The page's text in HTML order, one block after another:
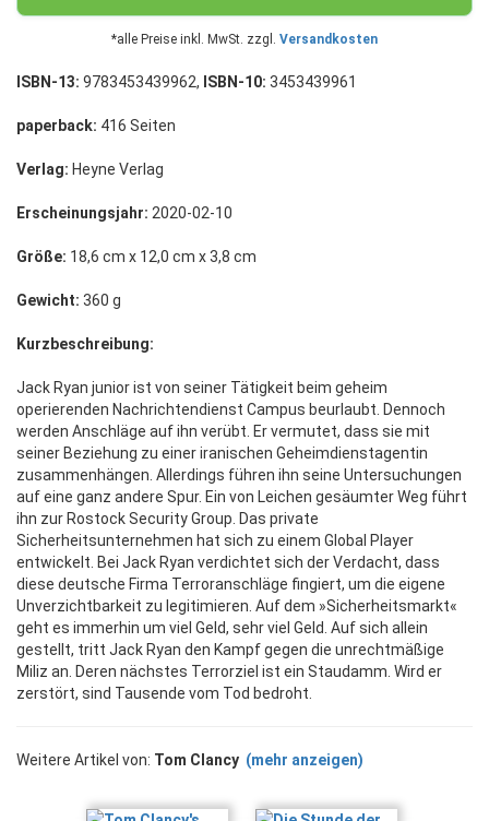
*alle Preise inkl. MwSt. zzgl. Versandkosten
ISBN-13: 9783453439962, ISBN-10: 3453439961
paperback: 416 Seiten
Verlag: Heyne Verlag
Erscheinungsjahr: 2020-02-10
Größe: 18,6 cm x 12,0 cm x 3,8 cm
Gewicht: 360 g
Kurzbeschreibung:
Jack Ryan junior ist von seiner Tätigkeit beim geheim
operierenden Nachrichtendienst Campus beurlaubt. Dennoch
werden Anschläge auf ihn verübt. Er vermutet, dass sie mit
seiner Beziehung zu einer iranischen Geheimdienstagentin
zusammenhängen. Allerdings führen ihn seine Untersuchungen
auf eine ganz andere Spur. Ein von Leichen gesäumter Weg führt
ihn zur Rostock Security Group. Das private
Sicherheitsunternehmen hat sich zu einem Global Player
entwickelt. Bei Jack Ryan verdichtet sich der Verdacht, dass
diese deutsche Firma Terroranschläge fingiert, um die eigene
Unverzichtbarkeit zu legitimieren. Auf dem »Sicherheitsmarkt«
geht es immerhin um viel Geld, sehr viel Geld. Auf sich allein
gestellt, tritt Jack Ryan den Kampf gegen die unrechtmäßige
Miliz an. Deren nächstes Terrorziel ist ein Staudamm. Wird er
zerstört, sind Tausende vom Tod bedroht.
Weitere Artikel von: Tom Clancy (mehr anzeigen)